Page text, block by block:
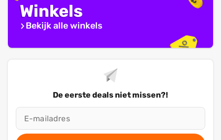
Winkels
Bekijk alle winkels
De eerste deals niet missen?!